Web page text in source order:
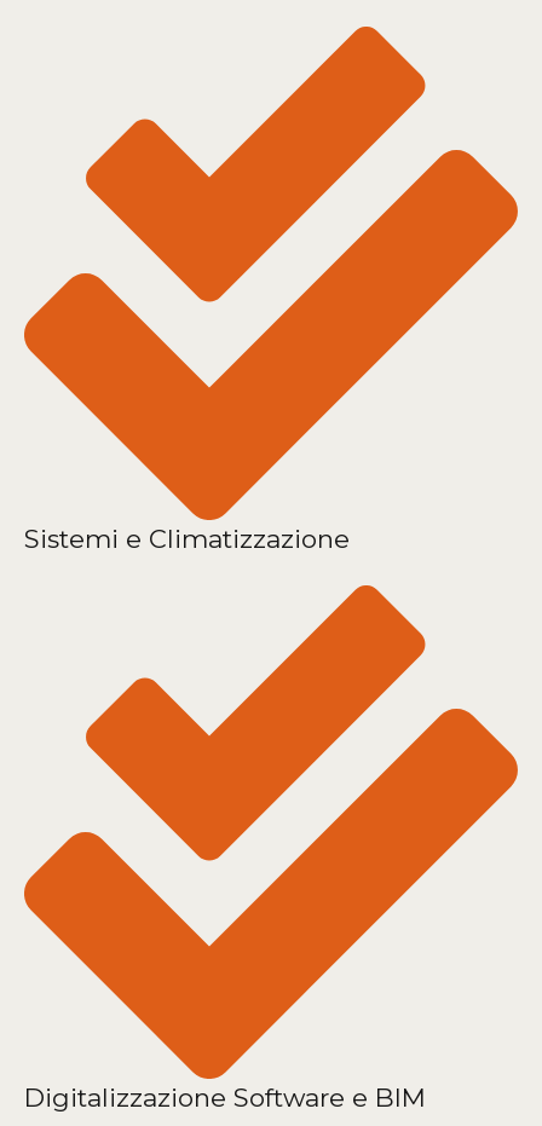
Sistemi e Climatizzazione
Digitalizzazione Software e BIM